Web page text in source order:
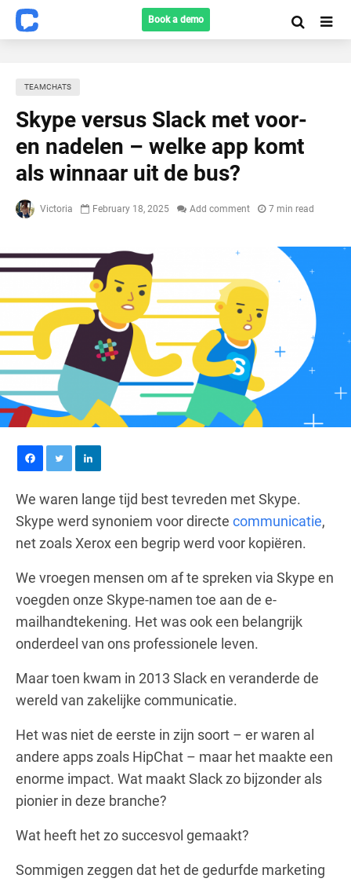
Book a demo
TEAMCHATS
Skype versus Slack met voor-
en nadelen – welke app komt
als winnaar uit de bus?
Victoria February 18, 2025 Add comment 7 min read
We waren lange tijd best tevreden met Skype.
Skype werd synoniem voor directe communicatie,
net zoals Xerox een begrip werd voor kopiëren.
We vroegen mensen om af te spreken via Skype en
voegden onze Skype-namen toe aan de e-
mailhandtekening. Het was ook een belangrijk
onderdeel van ons professionele leven.
Maar toen kwam in 2013 Slack en veranderde de
wereld van zakelijke communicatie.
Het was niet de eerste in zijn soort – er waren al
andere apps zoals HipChat – maar het maakte een
enorme impact. Wat maakt Slack zo bijzonder als
pionier in deze branche?
Wat heeft het zo succesvol gemaakt?
Sommigen zeggen dat het de gedurfde marketing